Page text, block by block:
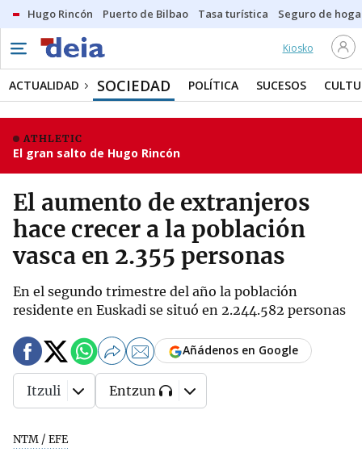
Hugo Rincón Puerto de Bilbao Tasa turística Seguro de
Kiosko
ACTUALIDAD SOCIEDAD POLÍTICA SUCESOS
ATHLETIC
El gran salto de Hugo Rincón
El aumento de extranjeros
hace crecer a la población
vasca en 2.355 personas
En el segundo trimestre del año la población
residente en Euskadi se situó en 2.244.582 personas
NTM / EFE
Añádenos en Google
Itzuli Entzun